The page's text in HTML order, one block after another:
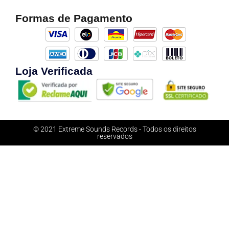
Formas de Pagamento
Loja Verificada
© 2021 Extreme Sounds Records - Todos os direitos
reservados